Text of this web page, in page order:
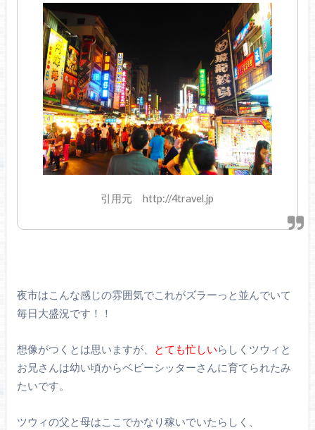
引用元 http://4travel.jp
夜市はこんな感じの雰囲気でこれがズラーっと並んでいて
毎日大盛況です！！
想像がつくとは思いますが、 とても忙しいらしくツウィと
お兄さんは幼い頃からベビーシッターさんに育てられたみ
たいです。
ツウィの父と母はここでかなり稼いでいたらしく、